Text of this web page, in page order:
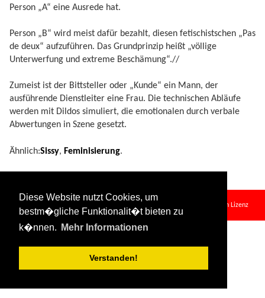
Diese Website nutzt Cookies, um
bestm�gliche Funktionalit�t bieten zu
k�nnen.
Mehr Informationen
Verstanden!
Person „A“ eine Ausrede hat.
Person „B“ wird meist dafür bezahlt, diesen fetischistschen „Pas
de deux“ aufzuführen. Das Grundprinzip heißt „völlige
Unterwerfung und extreme Beschämung“.//
Zumeist ist der Bittsteller oder „Kunde“ ein Mann, der
ausführende Dienstleiter eine Frau. Die technischen Abläufe
werden mit Dildos simuliert, die emotionalen durch verbale
Abwertungen in Szene gesetzt.
Ähnlich:Sissy, Feminisierung.
coerced_bi.txt· Zuletzt geändert:2024/08/11 09:34
Falls nicht anders bezeichnet, ist der Inhalt dieses Wikis unter der folgenden Lizenz
veröffentlicht:
CC Attribution-Share Alike 4.0 International